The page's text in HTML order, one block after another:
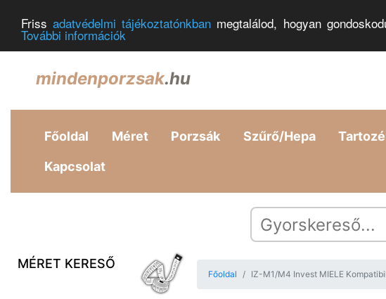
Frissadatvédelmi tájékoztatónkban megtalálod, hogyan
További információk
mindenporzsak.hu
Főoldal Méret Porzsák Szűrő/Hepa
Kapcsolat
MÉRET KERESŐ
Főoldal IZ-M1/M4 Invest MIELE